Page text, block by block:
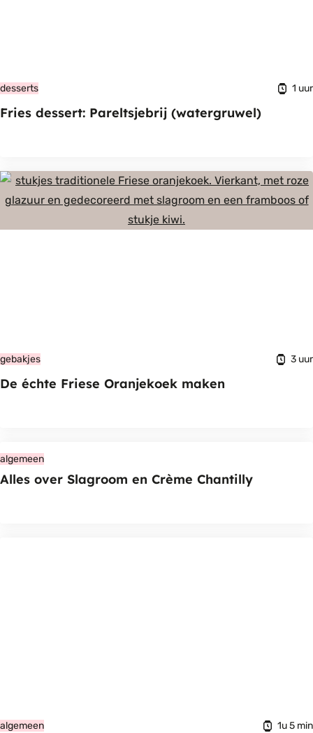
desserts 1 uur
Fries dessert: Pareltsjebrij (watergruwel)
gebakjes 3 uur
De échte Friese Oranjekoek maken
algemeen
Alles over Slagroom en Crème Chantilly
algemeen 1u 5 min